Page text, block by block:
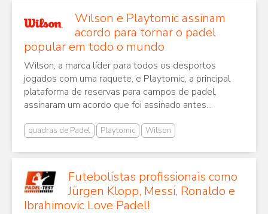
Wilson e Playtomic assinam
acordo para tornar o padel
popular em todo o mundo
Wilson, a marca líder para todos os desportos
jogados com uma raquete, e Playtomic, a principal
plataforma de reservas para campos de padel,
assinaram um acordo que foi assinado antes...
quadras de Padel Playtomic Wilson
Futebolistas profissionais como
Jürgen Klopp, Messi, Ronaldo e
Ibrahimovic Love Padel!